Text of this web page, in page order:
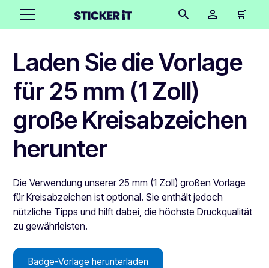
🛒
Laden Sie die Vorlage
für 25 mm (1 Zoll)
große Kreisabzeichen
herunter
Die Verwendung unserer 25 mm (1 Zoll) großen Vorlage
für Kreisabzeichen ist optional. Sie enthält jedoch
nützliche Tipps und hilft dabei, die höchste Druckqualität
zu gewährleisten.
Badge-Vorlage herunterladen